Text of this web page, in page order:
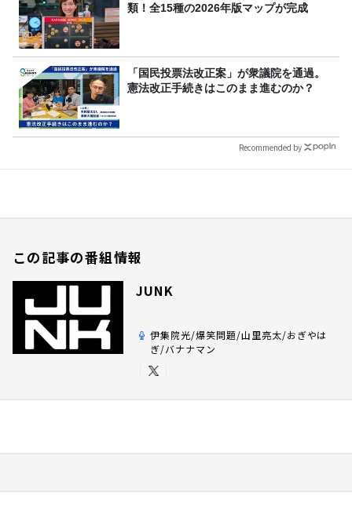
類！全15種の2026年版マップが完成
「国民投票法改正案」が衆議院を通過。
憲法改正手続きはこのまま進むのか？
Recommended by
この記事の番組情報
JUNK
伊集院光/爆笑問題/山里亮太/おぎやは
ぎ/バナナマン